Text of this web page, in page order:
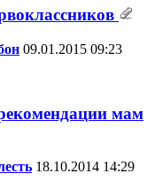
09.01.2015 09:23
мам
18.10.2014 14:29